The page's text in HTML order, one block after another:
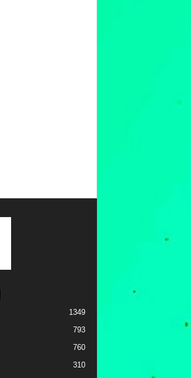
1349
793
760
310